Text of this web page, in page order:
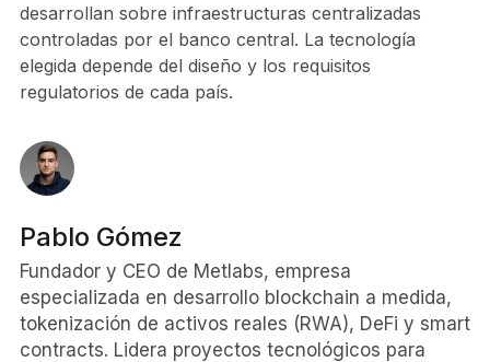
desarrollan sobre infraestructuras centralizadas
controladas por el banco central. La tecnología
elegida depende del diseño y los requisitos
regulatorios de cada país.
Pablo Gómez
Fundador y CEO de Metlabs, empresa
especializada en desarrollo blockchain a medida,
tokenización de activos reales (RWA), DeFi y smart
contracts. Lidera proyectos tecnológicos para